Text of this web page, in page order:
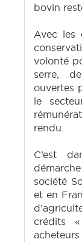
bovin
Avec les
volonté
serre,
ouvertes
le
rendu.
C’est
société
et en
crédits